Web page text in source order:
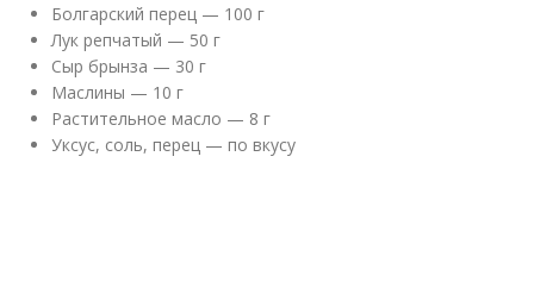
Болгарский перец — 100 г
Лук репчатый — 50 г
Сыр брынза — 30 г
Маслины — 10 г
Растительное масло — 8 г
Уксус, соль, перец — по вкусу